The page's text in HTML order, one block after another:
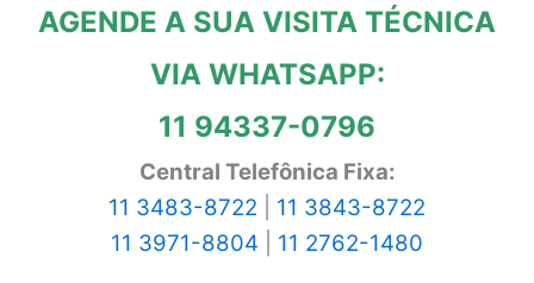
AGENDE A SUA VISITA TÉCNICA
VIA WHATSAPP:
11 94337-0796
Central Telefônica Fixa:
11 3483-8722
11 3843-8722
11 3971-8804
11 2762-1480